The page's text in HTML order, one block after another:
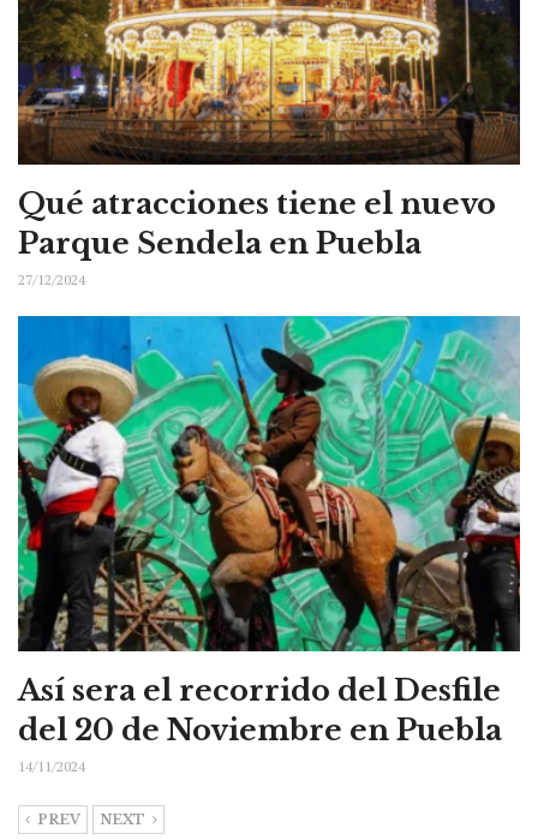
Qué atracciones tiene el nuevo
Parque Sendela en Puebla
27/12/2024
Así sera el recorrido del Desfile
del 20 de Noviembre en Puebla
14/11/2024
PREV NEXT